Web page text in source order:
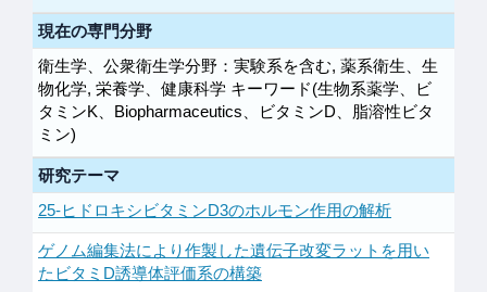
現在の専門分野
衛生学、公衆衛生学分野：実験系を含む, 薬系衛生、生
物化学, 栄養学、健康科学 キーワード(生物系薬学、ビ
タミンK、Biopharmaceutics、ビタミンD、脂溶性ビタ
ミン)
研究テーマ
25-ヒドロキシビタミンD3のホルモン作用の解析
ゲノム編集法により作製した遺伝子改変ラットを用い
たビタミD誘導体評価系の構築